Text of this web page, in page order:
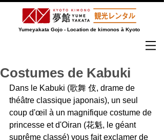
Yumeyakata Gojo - Location de kimonos à Kyoto
Costumes de Kabuki
Dans le Kabuki (歌舞 伎, drame de
théâtre classique japonais), un seul
coup d'œil à un magnifique costume de
princesse et d'Oiran (花魁, le géant
suprême classé) vous fait exclamer de